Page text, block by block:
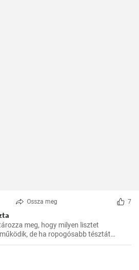
Ossza meg 7
meg, hogy milyen lisztet
de ha ropogósabb tésztát
lisztet.